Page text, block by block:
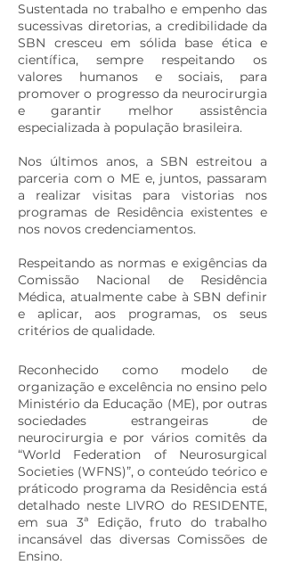
Sustentada no trabalho e empenho das
sucessivas diretorias, a credibilidade da
SBN cresceu em sólida base ética e
científica, sempre respeitando os
valores humanos e sociais, para
promover o progresso da neurocirurgia
e garantir melhor assistência
especializada à população brasileira.
Nos últimos anos, a SBN estreitou a
parceria com o ME e, juntos, passaram
a realizar visitas para vistorias nos
programas de Residência existentes e
nos novos credenciamentos.
Respeitando as normas e exigências da
Comissão Nacional de Residência
Médica, atualmente cabe à SBN definir
e aplicar, aos programas, os seus
critérios de qualidade.
Reconhecido como modelo de
organização e excelência no ensino pelo
Ministério da Educação (ME), por outras
sociedades estrangeiras de
neurocirurgia e por vários comitês da
“World Federation of Neurosurgical
Societies (WFNS)”, o conteúdo teórico e
práticodo programa da Residência está
detalhado neste LIVRO do RESIDENTE,
em sua 3ª Edição, fruto do trabalho
incansável das diversas Comissões de
Ensino.